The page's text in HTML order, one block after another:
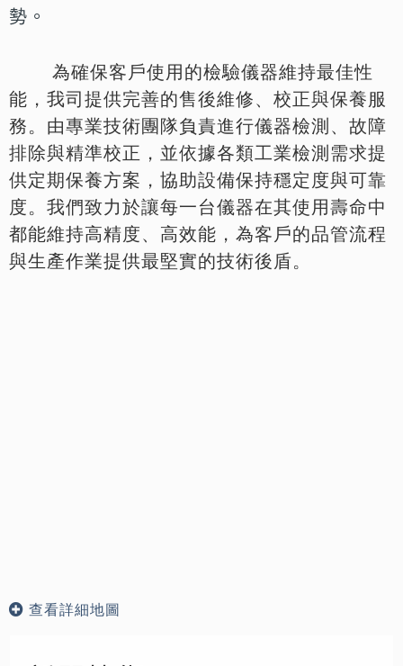
勢。
為確保客戶使用的檢驗儀器維持最佳性
能，我司提供完善的售後維修、校正與保養服
務。由專業技術團隊負責進行儀器檢測、故障
排除與精準校正，並依據各類工業檢測需求提
供定期保養方案，協助設備保持穩定度與可靠
度。我們致力於讓每一台儀器在其使用壽命中
都能維持高精度、高效能，為客戶的品管流程
與生產作業提供最堅實的技術後盾。
查看詳細地圖